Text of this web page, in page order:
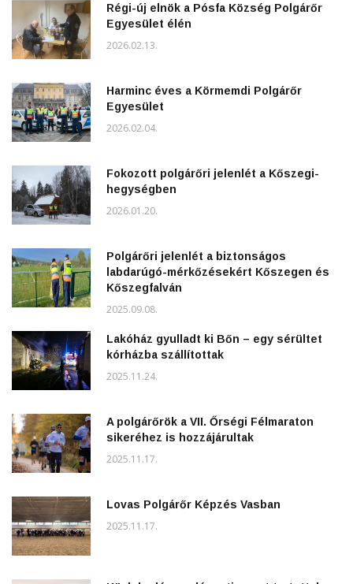
Régi-új elnök a Pósfa Község Polgárőr
Egyesület élén
2026.02.13.
Harminc éves a Körmemdi Polgárőr
Egyesület
2026.02.04.
Fokozott polgárőri jelenlét a Kőszegi-
hegységben
2026.01.20.
Polgárőri jelenlét a biztonságos
labdarúgó-mérkőzésekért Kőszegen és
Kőszegfalván
2025.09.08.
Lakóház gyulladt ki Bőn – egy sérültet
kórházba szállítottak
2025.11.24.
A polgárőrök a VII. Őrségi Félmaraton
sikeréhez is hozzájárultak
2025.11.17.
Lovas Polgárőr Képzés Vasban
2025.11.17.